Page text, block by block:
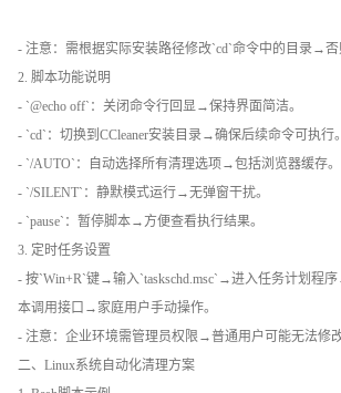
- 注意：需根据实际安装路径修改`cd`命令中的目录→否
2. 脚本功能说明
- `@echo off`：关闭命令行回显→保持界面简洁。
- `cd`：切换到CCleaner安装目录→确保后续命令可执行。
- `/AUTO`：自动选择所有清理选项→包括浏览器缓存。
- `/SILENT`：静默模式运行→无弹窗干扰。
- `pause`：暂停脚本→方便查看执行结果。
3. 定时任务设置
- 按`Win+R`键→输入`taskschd.msc`→进入任务计划程
本调用接口→家庭用户手动操作。
- 注意：企业环境需管理员权限→普通用户可能无法修改
二、Linux系统自动化清理方案